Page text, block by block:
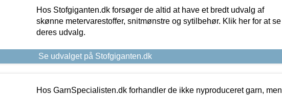
Hos Stofgiganten.dk forsøger de altid at have et bredt udvalg af
skønne metervarestoffer, snitmønstre og sytilbehør. Klik her for at se
deres udvalg.
Se udvalget på Stofgiganten.dk
Hos GarnSpecialisten.dk forhandler de ikke nyproduceret garn, men